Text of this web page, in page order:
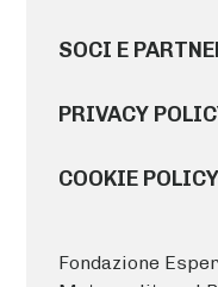
SOCI E
PRIVACY
COOKIE POLICY
Fondazione